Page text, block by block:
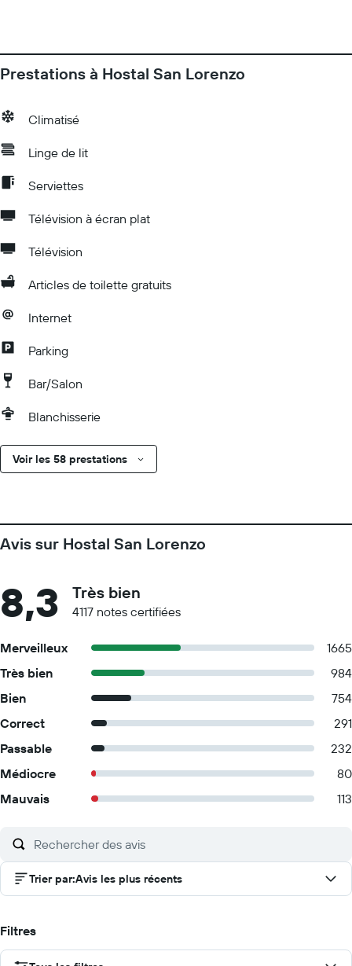
Prestations à Hostal San Lorenzo
Climatisé
Linge de lit
Serviettes
Télévision à écran plat
Télévision
Articles de toilette gratuits
Internet
Parking
Bar/Salon
Blanchisserie
Voir les 58 prestations
Avis sur Hostal San Lorenzo
8,3 Très bien
4117 notes certifiées
Merveilleux
1665
Très bien
984
Bien
754
Correct
291
Passable
232
Médiocre
80
Mauvais
113
Trier par:Avis les plus récents
Filtres